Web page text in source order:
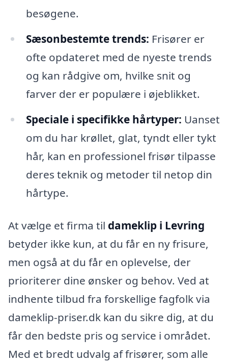
besøgene.
Sæsonbestemte trends: Frisører er
ofte opdateret med de nyeste trends
og kan rådgive om, hvilke snit og
farver der er populære i øjeblikket.
Speciale i specifikke hårtyper: Uanset
om du har krøllet, glat, tyndt eller tykt
hår, kan en professionel frisør tilpasse
deres teknik og metoder til netop din
hårtype.
At vælge et firma til dameklip i Levring
betyder ikke kun, at du får en ny frisure,
men også at du får en oplevelse, der
prioriterer dine ønsker og behov. Ved at
indhente tilbud fra forskellige fagfolk via
dameklip-priser.dk kan du sikre dig, at du
får den bedste pris og service i området.
Med et bredt udvalg af frisører, som alle